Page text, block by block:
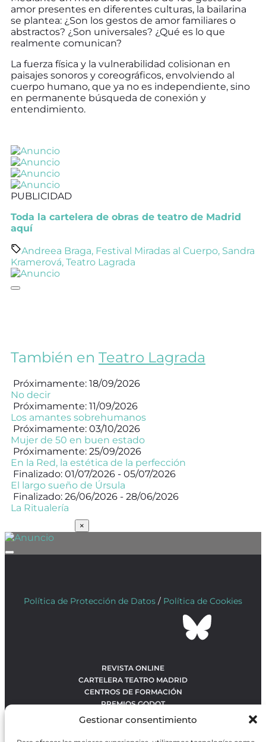
Gestionar consentimiento
amor presentes en diferentes culturas, la bailarina
se plantea: ¿Son los gestos de amor familiares o
abstractos? ¿Son universales? ¿Qué es lo que
realmente comunican?
La fuerza física y la vulnerabilidad colisionan en
paisajes sonoros y coreográficos, envolviendo al
cuerpo humano, que ya no es independiente, sino
en permanente búsqueda de conexión y
entendimiento.
PUBLICIDAD
Toda la cartelera de obras de teatro de Madrid
aquí
Andreea Braga, Festival Miradas al Cuerpo, Sandra
Kramerová, Teatro Lagrada
También en Teatro Lagrada
Próximamente: 18/09/2026
No decir
Próximamente: 11/09/2026
Los amantes sobrehumanos
Próximamente: 03/10/2026
Mujer de 50 en buen estado
Próximamente: 25/09/2026
En la Red, la estética de la perfección
Finalizado: 01/07/2026 - 05/07/2026
El largo sueño de Úrsula
Finalizado: 26/06/2026 - 28/06/2026
La Ritualería
×
Política de Protección de Datos / Política de Cookies
REVISTA ONLINE
CARTELERA TEATRO MADRID
CENTROS DE FORMACIÓN
PREMIOS GODOT
CONTACTO